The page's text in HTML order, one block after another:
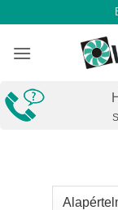
content